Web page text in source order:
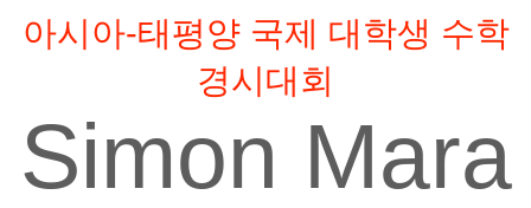
아시아-태평양 국제 대학생 수학
경시대회
Simon Mara